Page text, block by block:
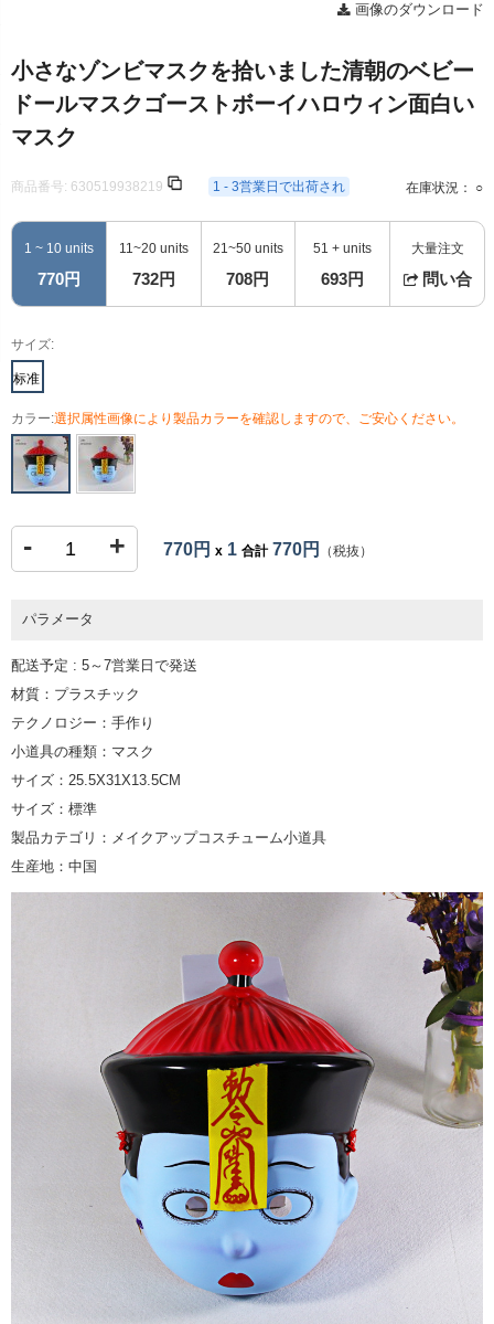
画像のダウンロード
小さなゾンビマスクを拾いました清朝のベビー
ドールマスクゴーストボーイハロウィン面白い
マスク
商品番号: 630519938219 1 - 3営業日で出荷され 在庫状況： ○
1 ~ 10 units
770円
11~20 units
732円
21~50 units
708円
51 + units
693円
大量注文
問い合
サイズ:
标准
カラー:選択属性画像により製品カラーを確認しますので、ご安心ください。
- + 770円 x 1 合計770円 （税抜）
パラメータ
配送予定 : 5～7営業日で発送
材質：プラスチック
テクノロジー：手作り
小道具の種類：マスク
サイズ：25.5X31X13.5CM
サイズ：標準
製品カテゴリ：メイクアップコスチューム小道具
生産地：中国